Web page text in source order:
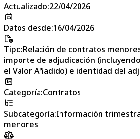
Actualizado:22/04/2026
Datos desde:16/04/2026
Tipo:Relación de contratos
importe de adjudicación
el Valor Añadido) e identidad del
Categoría:Contratos
Subcategoría:Información
menores